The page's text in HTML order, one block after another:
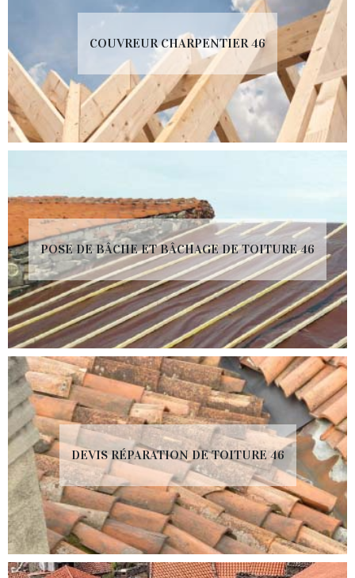
COUVREUR CHARPENTIER 46
POSE DE BÂCHE ET BÂCHAGE DE TOITURE 46
DEVIS RÉPARATION DE TOITURE 46